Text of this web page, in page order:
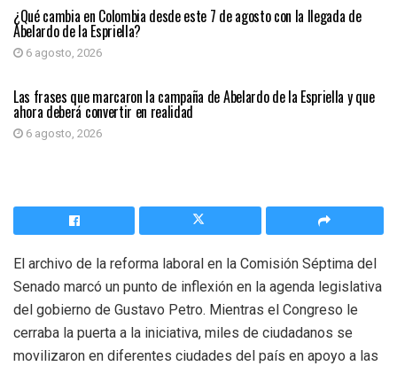
¿Qué cambia en Colombia desde este 7 de agosto con la llegada de
Abelardo de la Espriella?
6 agosto, 2026
PRIMER PLANO
Las frases que marcaron la campaña de Abelardo de la Espriella y que
ahora deberá convertir en realidad
6 agosto, 2026
El archivo de la reforma laboral en la Comisión Séptima del
Senado marcó un punto de inflexión en la agenda legislativa
del gobierno de Gustavo Petro. Mientras el Congreso le
cerraba la puerta a la iniciativa, miles de ciudadanos se
movilizaron en diferentes ciudades del país en apoyo a las